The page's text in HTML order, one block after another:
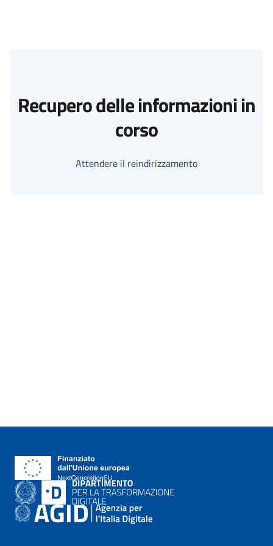
Recupero delle informazioni in
corso
Attendere il reindirizzamento